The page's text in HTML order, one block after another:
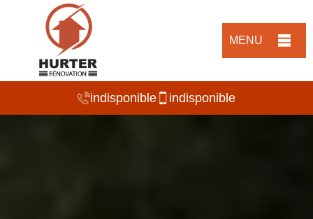
MENU
indisponible indisponible